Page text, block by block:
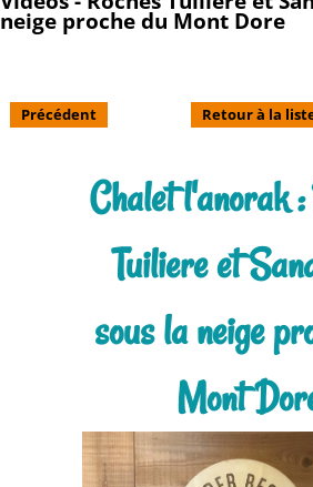
neige proche du Mont Dore
Précédent Retour à la
Chalet l'anorak :
Tuiliere et
sous la neige
Mont